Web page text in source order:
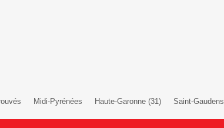
Midi-Pyrénées Haute-Garonne (31) Saint-Gaudens